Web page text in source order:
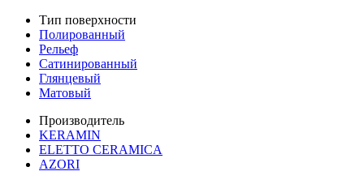
Тип поверхности
Полированный
Рельеф
Сатинированный
Глянцевый
Матовый
Производитель
KERAMIN
ELETTO CERAMICA
AZORI